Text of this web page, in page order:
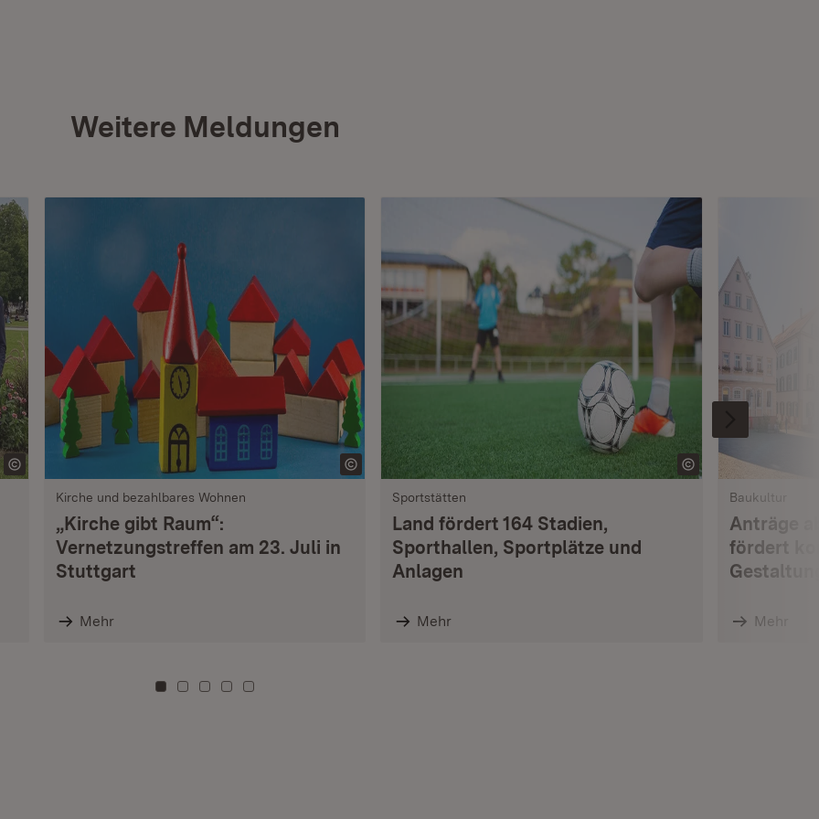
Weitere Meldungen
Kirche und bezahlbares Wohnen
„Kirche gibt Raum“:
Vernetzungstreffen am 23. Juli in
Stuttgart
Mehr
Sportstätten
Land fördert 164 Stadien,
Sporthallen, Sportplätze und
Anlagen
Mehr
Baukultur
Anträge
fördert
Mehr
Zu Kachel: 0
Zu Kachel: 3
Zu Kachel: 6
Zu Kachel: 9
Zu Kachel: 12